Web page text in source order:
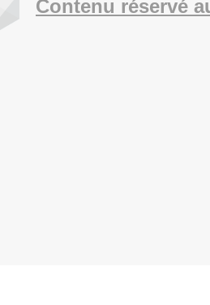
Contenu réservé